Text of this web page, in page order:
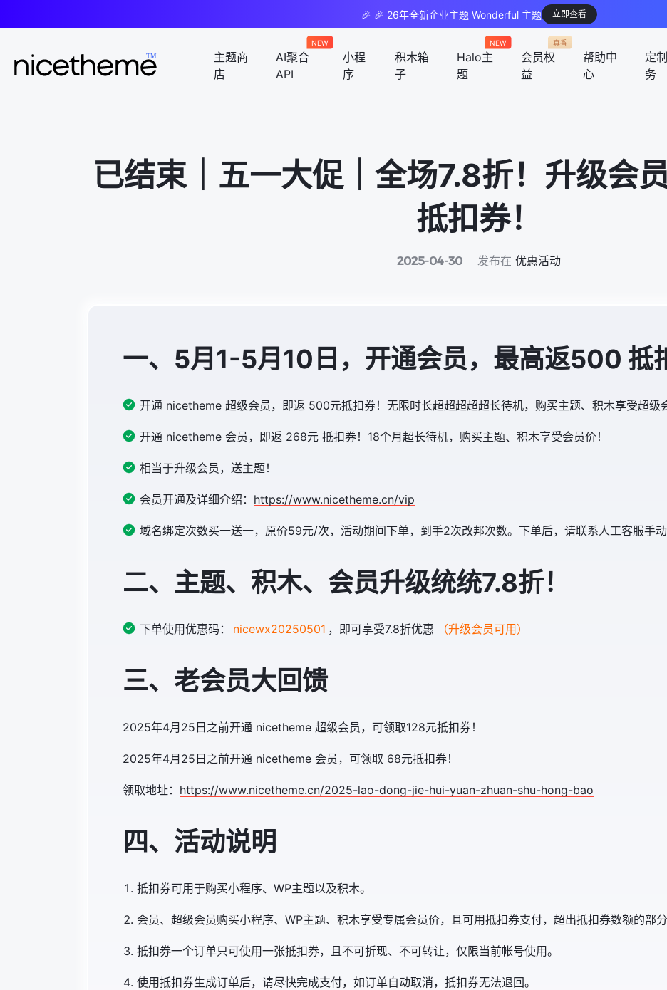
🎉 🎉 26年全新企业主题 Wonderful 主题 立即查看
主题商
店
AI聚合
API
NEW
小程
序
积木箱
子
Halo主
题
NEW
会员权
益
真香
帮助中
心
定
务
已结束｜五一大促｜全场7.8折！升级会
抵扣券！
2025-04-30 发布在 优惠活动
一、5月1-5月10日，开通会员，最高返500 抵
开通 nicetheme 超级会员，即返 500元抵扣券！无限时长超超超超超长待机，购买主题、积木享受超级
开通 nicetheme 会员，即返 268元 抵扣券！18个月超长待机，购买主题、积木享受会员价！
相当于升级会员，送主题！
会员开通及详细介绍： https://www.nicetheme.cn/vip
域名绑定次数买一送一，原价59元/次，活动期间下单，到手2次改邦次数。下单后，请联系人工客服手动
二、主题、积木、会员升级统统7.8折！
下单使用优惠码： nicewx20250501 ，即可享受7.8折优惠 （升级会员可用）
三、老会员大回馈
2025年4月25日之前开通 nicetheme 超级会员，可领取128元抵扣券！
2025年4月25日之前开通 nicetheme 会员，可领取 68元抵扣券！
领取地址： https://www.nicetheme.cn/2025-lao-dong-jie-hui-yuan-zhuan-shu-hong-bao
四、活动说明
抵扣券可用于购买小程序、WP主题以及积木。
会员、超级会员购买小程序、WP主题、积木享受专属会员价，且可用抵扣券支付，超出抵扣券数额的部分
抵扣券一个订单只可使用一张抵扣券，且不可折现、不可转让，仅限当前帐号使用。
使用抵扣券生成订单后，请尽快完成支付，如订单自动取消，抵扣券无法退回。